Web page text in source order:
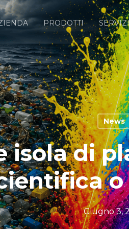
PRODOTTI SERVIZI
News
isola di
Giugno 3,